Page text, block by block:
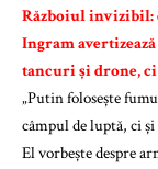
Războiul invizibil:
Ingram
tancuri și drone,
„Putin folosește
câmpul de luptă, ci
El vorbește despre